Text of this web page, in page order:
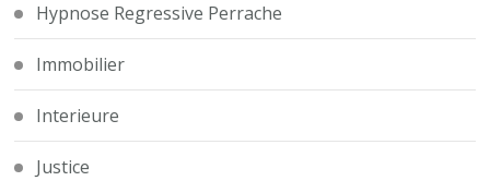
Hypnose Regressive Perrache
Immobilier
Interieure
Justice